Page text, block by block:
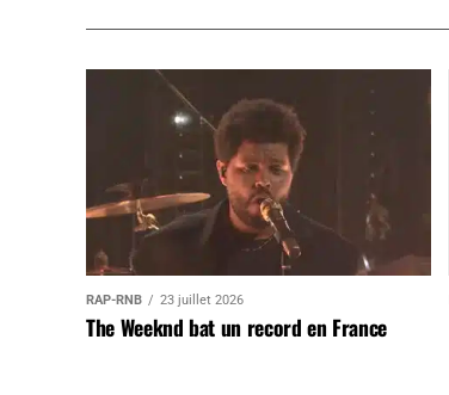
RAP-RNB 23 juillet 2026
The Weeknd bat un record en France